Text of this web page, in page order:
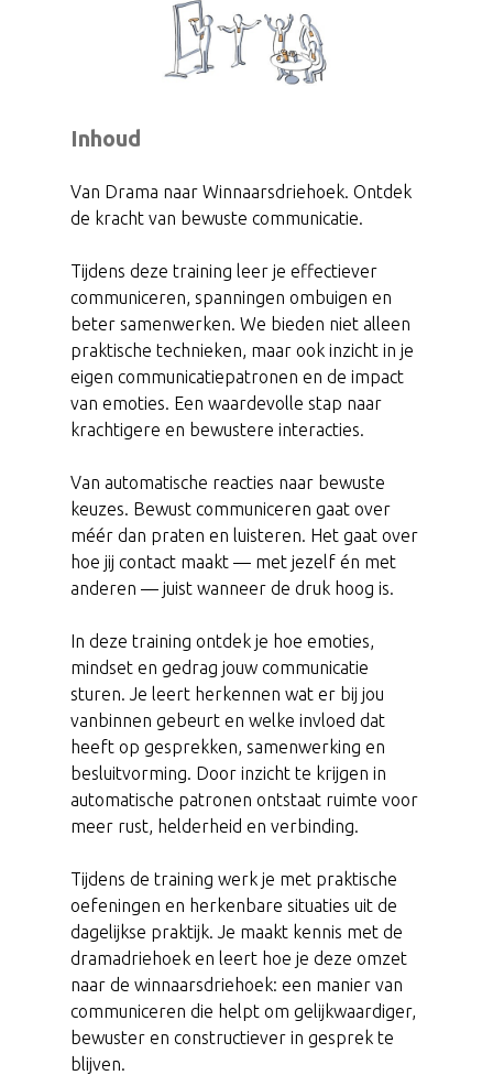
Inhoud
Van Drama naar Winnaarsdriehoek. Ontdek
de kracht van bewuste communicatie.
Tijdens deze training leer je effectiever
communiceren, spanningen ombuigen en
beter samenwerken. We bieden niet alleen
praktische technieken, maar ook inzicht in je
eigen communicatiepatronen en de impact
van emoties. Een waardevolle stap naar
krachtigere en bewustere interacties.
Van automatische reacties naar bewuste
keuzes. Bewust communiceren gaat over
méér dan praten en luisteren. Het gaat over
hoe jij contact maakt — met jezelf én met
anderen — juist wanneer de druk hoog is.
In deze training ontdek je hoe emoties,
mindset en gedrag jouw communicatie
sturen. Je leert herkennen wat er bij jou
vanbinnen gebeurt en welke invloed dat
heeft op gesprekken, samenwerking en
besluitvorming. Door inzicht te krijgen in
automatische patronen ontstaat ruimte voor
meer rust, helderheid en verbinding.
Tijdens de training werk je met praktische
oefeningen en herkenbare situaties uit de
dagelijkse praktijk. Je maakt kennis met de
dramadriehoek en leert hoe je deze omzet
naar de winnaarsdriehoek: een manier van
communiceren die helpt om gelijkwaardiger,
bewuster en constructiever in gesprek te
blijven.